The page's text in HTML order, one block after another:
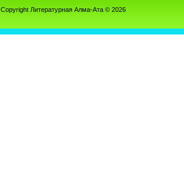
Copyright Литературная Алма-Ата © 2026